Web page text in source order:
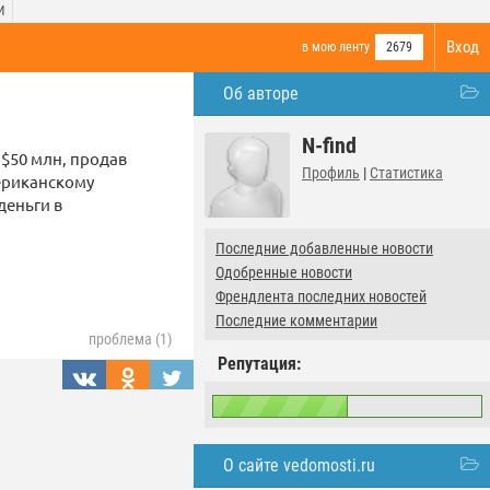
Вход
в мою ленту 2679
Об авторе
N-find
Профиль | Статистика
Последние добавленные новости
Одобренные новости
Френдлента последних новостей
Последние комментарии
Репутация:
О сайте vedomosti.ru
млн, продав
в
проблема (1)